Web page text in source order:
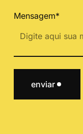
Mensagem*
enviar